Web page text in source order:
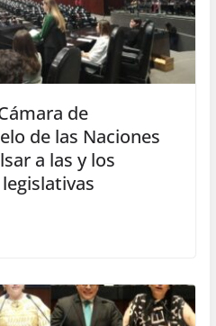
de
de las Naciones
a las y los